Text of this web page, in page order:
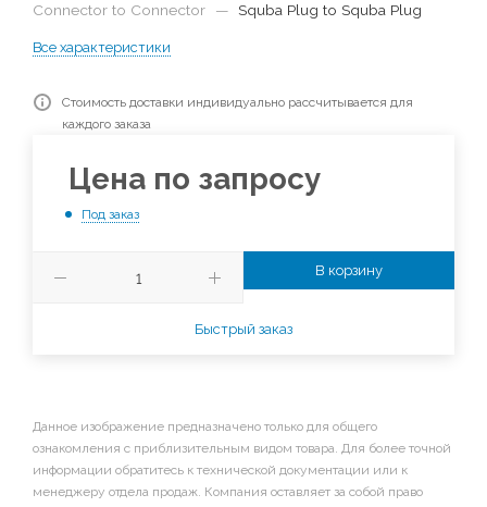
Connector to Connector
— Squba Plug to Squba Plug
Все характеристики
Стоимость доставки индивидуально рассчитывается для
каждого заказа
Цена по запросу
Под заказ
В корзину
Быстрый заказ
Данное изображение предназначено только для общего
ознакомления с приблизительным видом товара. Для более точной
информации обратитесь к технической документации или к
менеджеру отдела продаж. Компания оставляет за собой право